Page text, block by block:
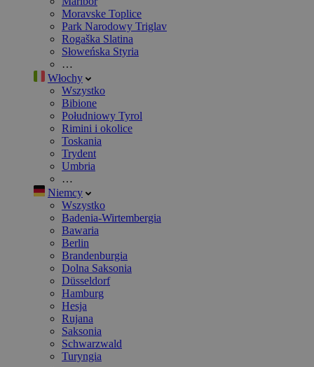
Moravske Toplice
Park Narodowy Triglav
Rogaška Slatina
Słoweńska Styria
…
Włochy
Wszystko
Bibione
Południowy Tyrol
Rimini i okolice
Toskania
Trydent
Umbria
…
Niemcy
Wszystko
Badenia-Wirtembergia
Bawaria
Berlin
Brandenburgia
Dolna Saksonia
Düsseldorf
Hamburg
Hesja
Rujana
Saksonia
Schwarzwald
Turyngia